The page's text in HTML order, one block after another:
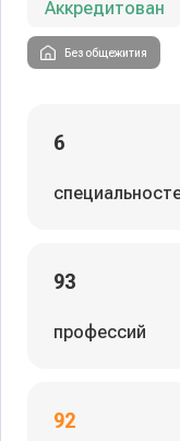
Аккредитован
Без общежития
6
93
профессий
92